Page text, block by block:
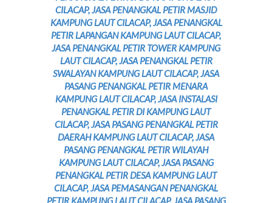
CILACAP, JASA PENANGKAL PETIR MASJID
KAMPUNG LAUT CILACAP, JASA PENANGKAL
PETIR LAPANGAN KAMPUNG LAUT CILACAP,
JASA PENANGKAL PETIR TOWER KAMPUNG
LAUT CILACAP, JASA PENANGKAL PETIR
SWALAYAN KAMPUNG LAUT CILACAP, JASA
PASANG PENANGKAL PETIR MENARA
KAMPUNG LAUT CILACAP, JASA INSTALASI
PENANGKAL PETIR DI KAMPUNG LAUT
CILACAP, JASA PASANG PENANGKAL PETIR
DAERAH KAMPUNG LAUT CILACAP, JASA
PASANG PENANGKAL PETIR WILAYAH
KAMPUNG LAUT CILACAP, JASA PASANG
PENANGKAL PETIR DESA KAMPUNG LAUT
CILACAP, JASA PEMASANGAN PENANGKAL
PETIR KAMPUNG LAUT CILACAP, JASA PASANG